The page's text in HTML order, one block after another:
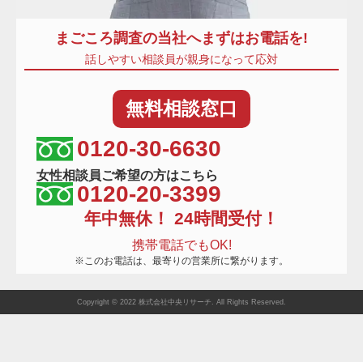
まごころ調査の当社へまずはお電話を!
話しやすい相談員が親身になって応対
無料相談窓口
0120-30-6630
女性相談員ご希望の方はこちら
0120-20-3399
年中無休！ 24時間受付！
携帯電話でもOK!
※このお電話は、最寄りの営業所に繋がります。
Copyright © 2022 株式会社中央リサーチ. All Rights Reserved.